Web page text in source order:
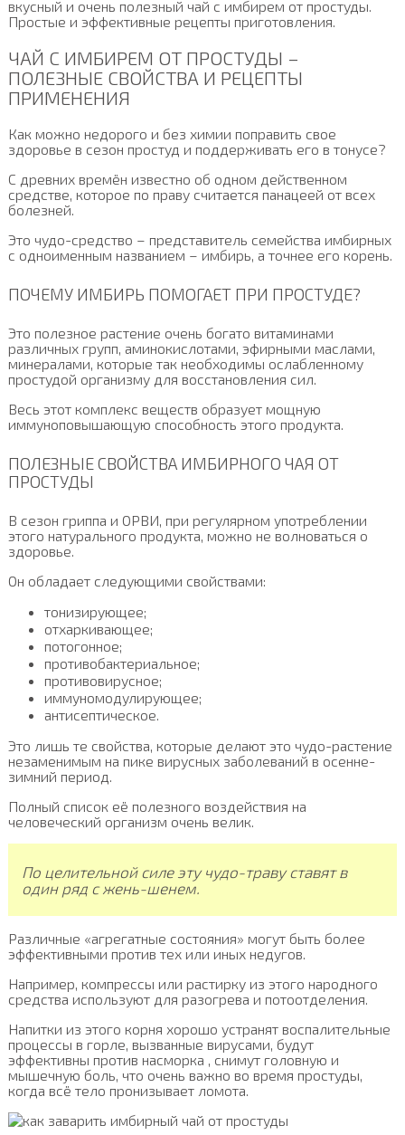
вкусный и очень полезный чай с имбирем от простуды.
Простые и эффективные рецепты приготовления.
ЧАЙ С ИМБИРЕМ ОТ ПРОСТУДЫ –
ПОЛЕЗНЫЕ СВОЙСТВА И РЕЦЕПТЫ
ПРИМЕНЕНИЯ
Как можно недорого и без химии поправить свое
здоровье в сезон простуд и поддерживать его в тонусе?
С древних времён известно об одном действенном
средстве, которое по праву считается панацеей от всех
болезней.
Это чудо-средство – представитель семейства имбирных
с одноименным названием – имбирь, а точнее его корень.
ПОЧЕМУ ИМБИРЬ ПОМОГАЕТ ПРИ ПРОСТУДЕ?
Это полезное растение очень богато витаминами
различных групп, аминокислотами, эфирными маслами,
минералами, которые так необходимы ослабленному
простудой организму для восстановления сил.
Весь этот комплекс веществ образует мощную
иммуноповышающую способность этого продукта.
ПОЛЕЗНЫЕ СВОЙСТВА ИМБИРНОГО ЧАЯ ОТ
ПРОСТУДЫ
В сезон гриппа и ОРВИ, при регулярном употреблении
этого натурального продукта, можно не волноваться о
здоровье.
Он обладает следующими свойствами:
тонизирующее;
отхаркивающее;
потогонное;
противобактериальное;
противовирусное;
иммуномодулирующее;
антисептическое.
Это лишь те свойства, которые делают это чудо-растение
незаменимым на пике вирусных заболеваний в осенне-
зимний период.
Полный список её полезного воздействия на
человеческий организм очень велик.
По целительной силе эту чудо-траву ставят в
один ряд с жень-шенем.
Различные «агрегатные состояния» могут быть более
эффективными против тех или иных недугов.
Например, компрессы или растирку из этого народного
средства используют для разогрева и потоотделения.
Напитки из этого корня хорошо устранят воспалительные
процессы в горле, вызванные вирусами, будут
эффективны против насморка , снимут головную и
мышечную боль, что очень важно во время простуды,
когда всё тело пронизывает ломота.